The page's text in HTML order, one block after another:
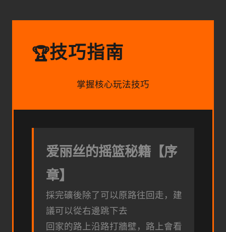
🏆技巧指南
掌握核心玩法技巧
爱丽丝的摇篮秘籍【序
章】
採完礦後除了可以原路往回走，建
議可以從右邊跳下去
回家的路上沿路打牆壁，路上會看